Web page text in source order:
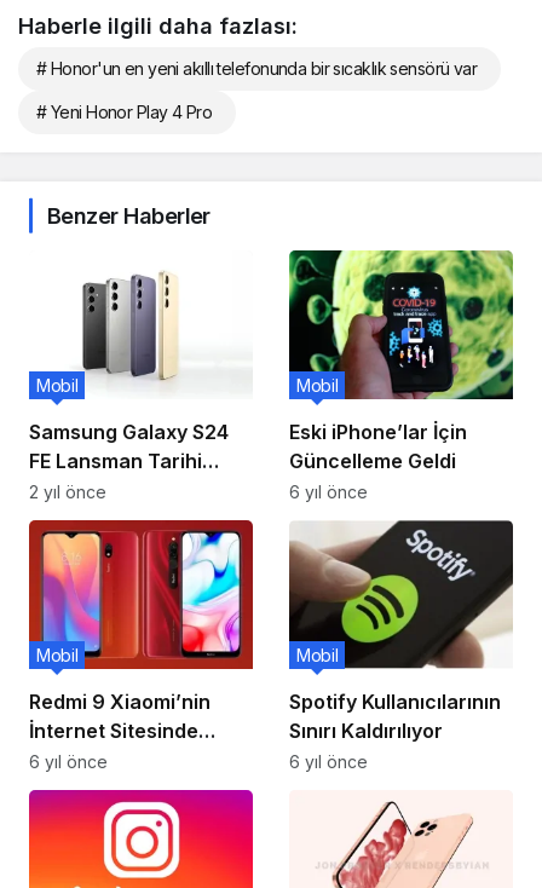
Haberle ilgili daha fazlası:
# Honor'un en yeni akıllı telefonunda bir sıcaklık sensörü var
# Yeni Honor Play 4 Pro
Benzer Haberler
Samsung Galaxy S24
FE Lansman Tarihi
Yaklaşıyor
Mobil
2 yıl önce
Eski iPhone’lar İçin
Güncelleme Geldi
Mobil
6 yıl önce
Redmi 9 Xiaomi’nin
İnternet Sitesinde
Ortaya Çıktı
Mobil
6 yıl önce
Spotify Kullanıcılarının
Sınırı Kaldırılıyor
Mobil
6 yıl önce